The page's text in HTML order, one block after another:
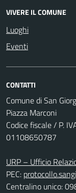
VIVERE IL COMUNE
Luoghi
Eventi
CONTATTI
Comune di San
Piazza Marconi
Codice fiscale / P.
01108650787
URP – Ufficio
PEC:
Centralino unico: